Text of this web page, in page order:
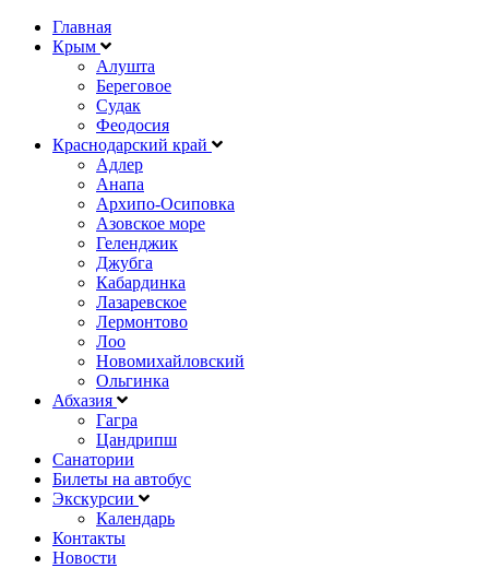
Главная
Крым
Алушта
Береговое
Судак
Феодосия
Краснодарский край
Адлер
Анапа
Архипо-Осиповка
Азовское море
Геленджик
Джубга
Кабардинка
Лазаревское
Лермонтово
Лоо
Новомихайловский
Ольгинка
Абхазия
Гагра
Цандрипш
Санатории
Билеты на автобус
Экскурсии
Календарь
Контакты
Новости